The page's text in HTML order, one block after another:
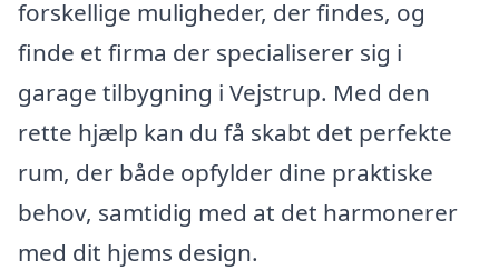
forskellige muligheder, der findes, og
finde et firma der specialiserer sig i
garage tilbygning i Vejstrup. Med den
rette hjælp kan du få skabt det perfekte
rum, der både opfylder dine praktiske
behov, samtidig med at det harmonerer
med dit hjems design.